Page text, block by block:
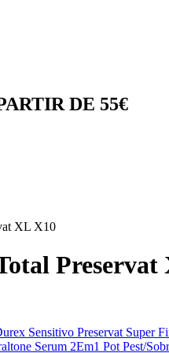
DE 55€
XL X10
Preservat
Sensitivo Preservat Super
Serum 2Em1 Pot Pest/